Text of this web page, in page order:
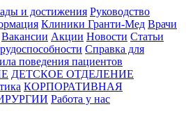
и достижения Руководство
Клиники Гранти-Мед Врачи
Вакансии Акции Новости Статьи
Справка для
поведения пациентов
ДЕТСКОЕ ОТДЕЛЕНИЕ
КОРПОРАТИВНАЯ
Работа у нас